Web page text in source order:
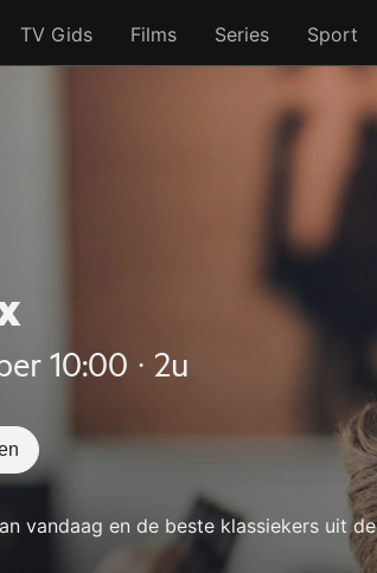
TV Gids Films Series Sport
10:00 ‧ 2u
vandaag en de beste klassiekers uit de